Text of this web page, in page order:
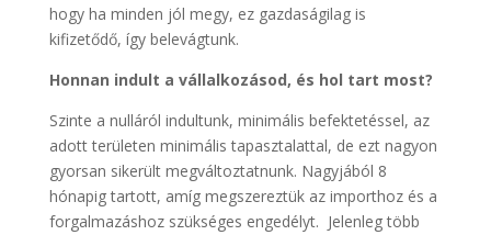
hogy ha minden jól megy, ez gazdaságilag is
kifizetődő, így belevágtunk.
Honnan indult a vállalkozásod, és hol tart most?
Szinte a nulláról indultunk, minimális befektetéssel, az
adott területen minimális tapasztalattal, de ezt nagyon
gyorsan sikerült megváltoztatnunk. Nagyjából 8
hónapig tartott, amíg megszereztük az importhoz és a
forgalmazáshoz szükséges engedélyt. Jelenleg több